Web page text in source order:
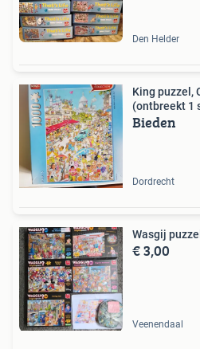
Den Helder
King puzzel,
(ontbreekt 1
Bieden
Dordrecht
Wasgij
€ 3,00
Veenendaal